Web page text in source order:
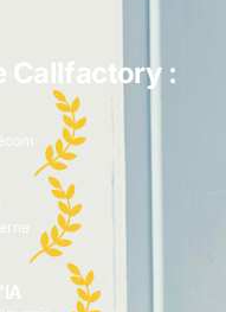
Callfactory :